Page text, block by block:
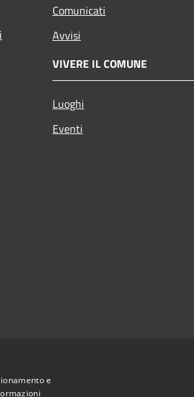
Comunicati
Avvisi
VIVERE IL COMUNE
Luoghi
Eventi
e